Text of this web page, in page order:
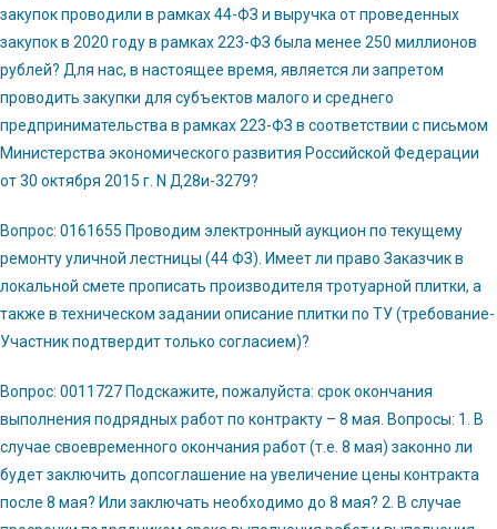
закупок проводили в рамках 44-ФЗ и выручка от проведенных
закупок в 2020 году в рамках 223-ФЗ была менее 250 миллионов
рублей? Для нас, в настоящее время, является ли запретом
проводить закупки для субъектов малого и среднего
предпринимательства в рамках 223-ФЗ в соответствии с письмом
Министерства экономического развития Российской Федерации
от 30 октября 2015 г. N Д28и-3279?
Вопрос: 0161655 Проводим электронный аукцион по текущему
ремонту уличной лестницы (44 ФЗ). Имеет ли право Заказчик в
локальной смете прописать производителя тротуарной плитки, а
также в техническом задании описание плитки по ТУ (требование-
Участник подтвердит только согласием)?
Вопрос: 0011727 Подскажите, пожалуйста: срок окончания
выполнения подрядных работ по контракту – 8 мая. Вопросы: 1. В
случае своевременного окончания работ (т.е. 8 мая) законно ли
будет заключить допсоглашение на увеличение цены контракта
после 8 мая? Или заключать необходимо до 8 мая? 2. В случае